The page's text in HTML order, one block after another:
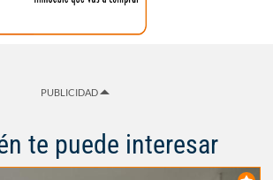
PUBLICIDAD
te puede interesar